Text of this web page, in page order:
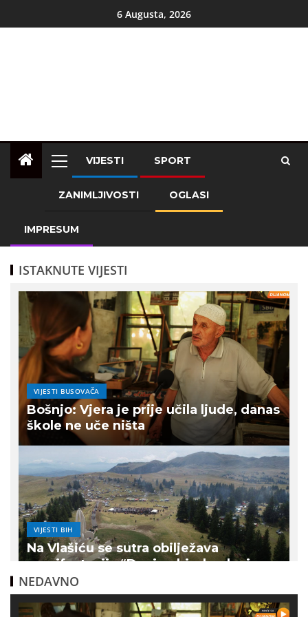
6 Augusta, 2026
VIJESTI SPORT
ZANIMLJIVOSTI OGLASI
IMPRESUM
ISTAKNUTE VIJESTI
VIJESTI BUSOVAČA
Bošnjo: Vjera je prije učila ljude, danas
škole ne uče ništa
VIJESTI BIH
Na Vlašiću se sutra obilježava
manifestacija “Dani pobjede, dani
ponosa – Ljuta Greda 2026”
NEDAVNO